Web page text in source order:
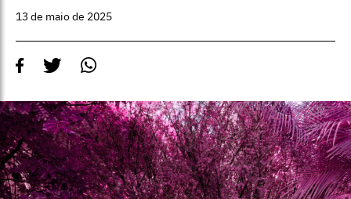
13 de maio de 2025